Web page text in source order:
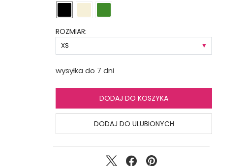
ROZMIAR:
wysyłka do 7 dni
DODAJ DO KOSZYKA
DODAJ DO ULUBIONYCH